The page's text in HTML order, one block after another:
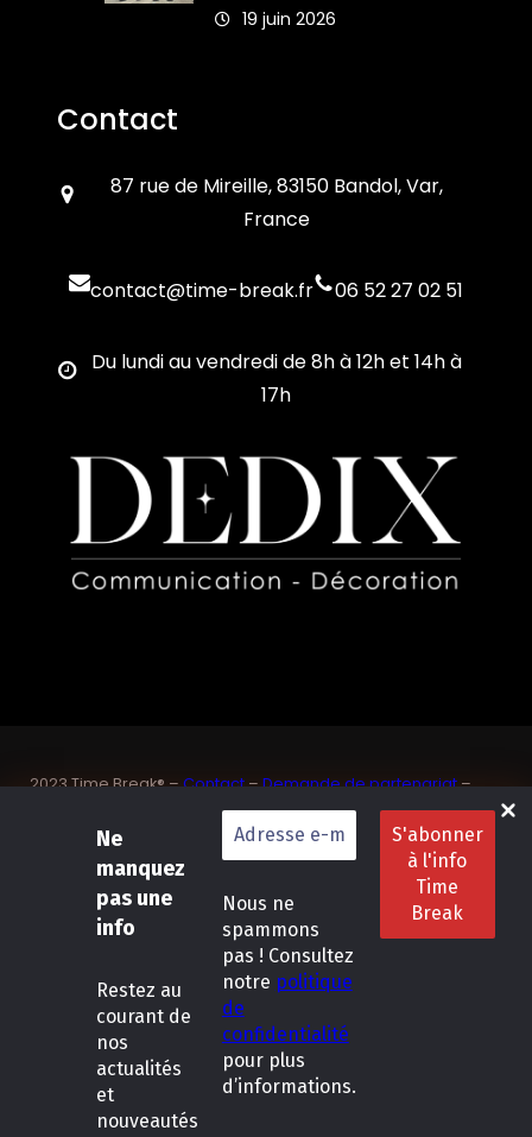
Ne
manquez
pas une
info
Restez au
courant de
nos
actualités
et
nouveautés
Nous ne
spammons
pas ! Consultez
notre politique
de
confidentialité
pour plus
d’informations.
19 juin 2026
Contact
87 rue de Mireille, 83150 Bandol, Var,
France
contact@time-break.fr 06 52 27 02 51
Du lundi au vendredi de 8h à 12h et 14h à
17h
2023 Time Break® –Contact–Demande de partenariat–
Sponsoriser un joueur de padel français
SASU Dedix Communication – 87 rue de Mireille – 83 150
Bandol – Var
Conditions
générales de location
Follow Us :LinkedIn
Instagram